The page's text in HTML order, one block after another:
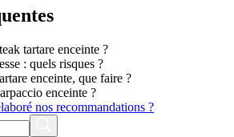
tartare enceinte ?
: quels risques ?
enceinte, que faire ?
enceinte ?
nos recommandations ?